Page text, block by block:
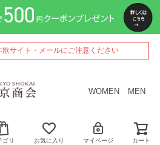
サイト・メールにご注意ください
WOMEN MEN
ゴリ お気に入り マイページ カート
ペー
ジト
ップ
へ